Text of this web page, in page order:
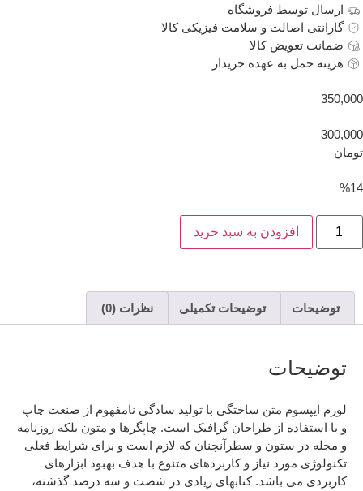
ارسال توسط فروشگاه
گارانتی اصالت و سلامت فیزیکی کالا
ضمانت تعویض کالا
هزینه حمل به عهده خریدار
افزودن به سبد خرید
توضیحات توضیحات تکمیلی نظرات (0)
توضیحات
لورم ایپسوم متن ساختگی با تولید سادگی نامفهوم از صنعت چاپ
و با استفاده از طراحان گرافیک است. چاپگرها و متون بلکه روزنامه
و مجله در ستون و سطرآنچنان که لازم است و برای شرایط فعلی
تکنولوژی مورد نیاز و کاربردهای متنوع با هدف بهبود ابزارهای
کاربردی می باشد. کتابهای زیادی در شصت و سه درصد گذشته،